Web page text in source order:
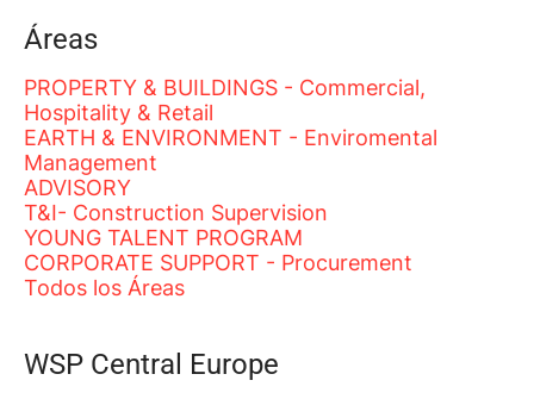
Áreas
PROPERTY & BUILDINGS - Commercial,
Hospitality & Retail
EARTH & ENVIRONMENT - Enviromental
Management
ADVISORY
T&I- Construction Supervision
YOUNG TALENT PROGRAM
CORPORATE SUPPORT - Procurement
Todos los Áreas
WSP Central Europe